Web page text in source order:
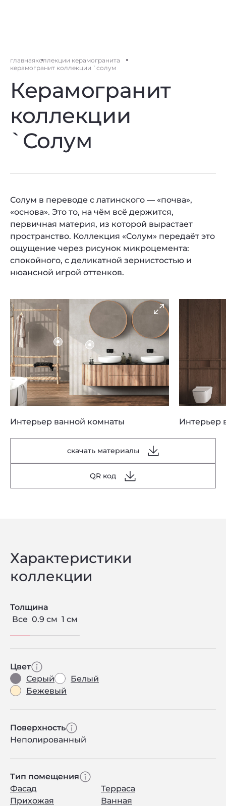
главнаяколлекции керамогранита
керамогранит коллекции `солум
Керамогранит
коллекции
`Солум
Солум в переводе с латинского — «почва»,
«основа». Это то, на чём всё держится,
первичная материя, из которой вырастает
пространство. Коллекция «Солум» передаёт это
ощущение через рисунок микроцемента:
спокойного, с деликатной зернистостью и
нюансной игрой оттенков.
Интерьер ванной комнаты Интерьер
скачать материалы
QR код
Характеристики
коллекции
Толщина
Все 0.9 см 1 см
Цвет
Серый
Белый
Бежевый
Поверхность
Неполированный
Тип помещения
Фасад
Терраса
Прихожая
Ванная